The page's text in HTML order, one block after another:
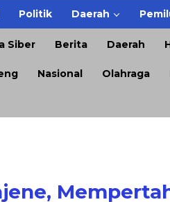
Politik Daerah
Siber Berita Daerah
Nasional Olahraga